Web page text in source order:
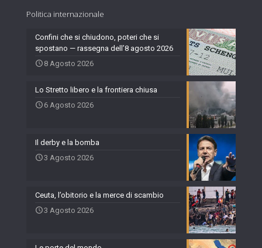
Politica internazionale
Confini che si chiudono, poteri che si
spostano — rassegna dell’8 agosto 2026
8 Agosto 2026
Lo Stretto libero e la frontiera chiusa
6 Agosto 2026
Il derby e la bomba
3 Agosto 2026
Ceuta, l’obitorio e la merce di scambio
3 Agosto 2026